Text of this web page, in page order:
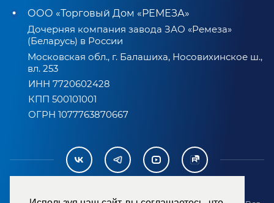
ООО «Торговый Дом «РЕМЕЗА»
Дочерняя компания завода ЗАО «Ремеза»
(Беларусь) в России
Московская обл., г. Балашиха, Носовихинское ш.,
вл. 253
ИНН 7720602428
КПП 500101001
ОГРН 1077763870667